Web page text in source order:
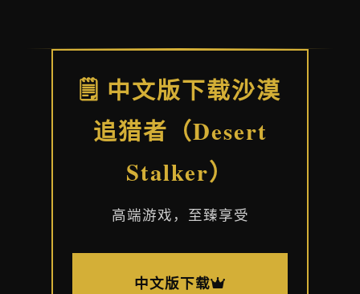
🗒️ 中文版下载沙漠
追猎者（Desert
Stalker）
高端游戏，至臻享受
中文版下载